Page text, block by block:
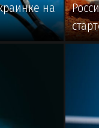
на
🥎